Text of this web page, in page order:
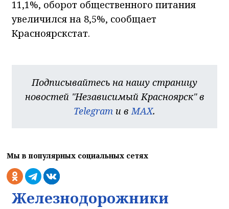
11,1%, оборот общественного питания
увеличился на 8,5%, сообщает
Красноярскстат.
Подписывайтесь на нашу страницу
новостей "Независимый Красноярск" в
Telegram и вMAX.
Мы в популярных социальных сетях
Железнодорожники